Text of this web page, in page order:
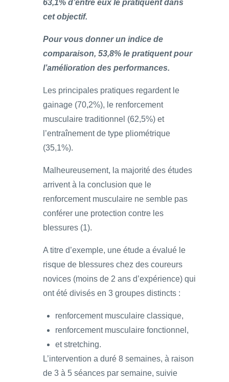
63,1% d’entre eux le pratiquent dans
cet objectif.
Pour vous donner un indice de
comparaison, 53,8% le pratiquent pour
l’amélioration des performances.
Les principales pratiques regardent le
gainage (70,2%), le renforcement
musculaire traditionnel (62,5%) et
l’entraînement de type pliométrique
(35,1%).
Malheureusement, la majorité des études
arrivent à la conclusion que le
renforcement musculaire ne semble pas
conférer une protection contre les
blessures (1).
A titre d’exemple, une étude a évalué le
risque de blessures chez des coureurs
novices (moins de 2 ans d’expérience) qui
ont été divisés en 3 groupes distincts :
renforcement musculaire classique,
renforcement musculaire fonctionnel,
et stretching.
L’intervention a duré 8 semaines, à raison
de 3 à 5 séances par semaine, suivie